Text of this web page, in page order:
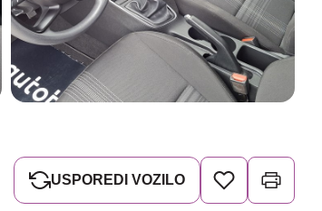
USPOREDI VOZILO